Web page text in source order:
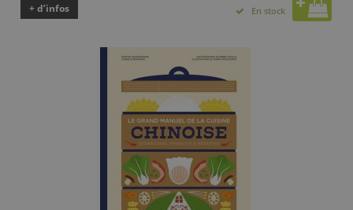
+ d’infos En stock